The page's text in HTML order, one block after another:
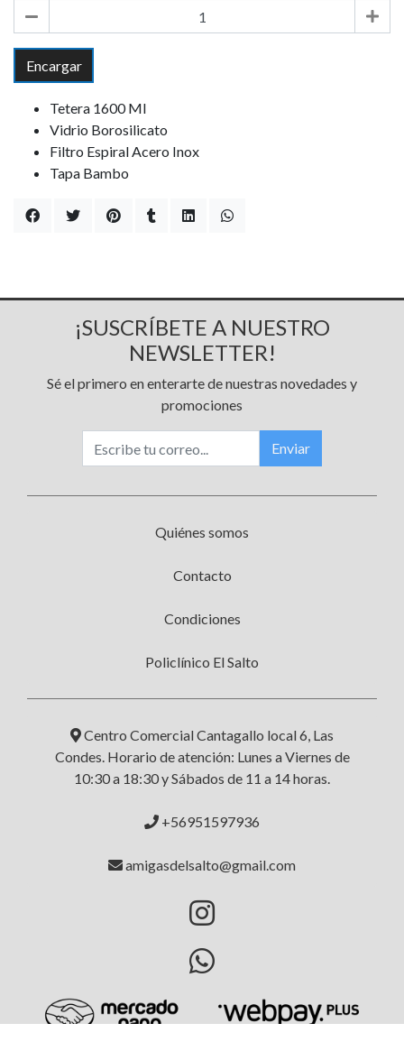
Encargar
Tetera 1600 Ml
Vidrio Borosilicato
Filtro Espiral Acero Inox
Tapa Bambo
¡SUSCRÍBETE A NUESTRO
NEWSLETTER!
Sé el primero en enterarte de nuestras novedades y
promociones
Enviar
Quiénes somos
Contacto
Condiciones
Policlínico El Salto
Centro Comercial Cantagallo local 6, Las
Condes. Horario de atención: Lunes a Viernes de
10:30 a 18:30 y Sábados de 11 a 14 horas.
+56951597936
amigasdelsalto@gmail.com